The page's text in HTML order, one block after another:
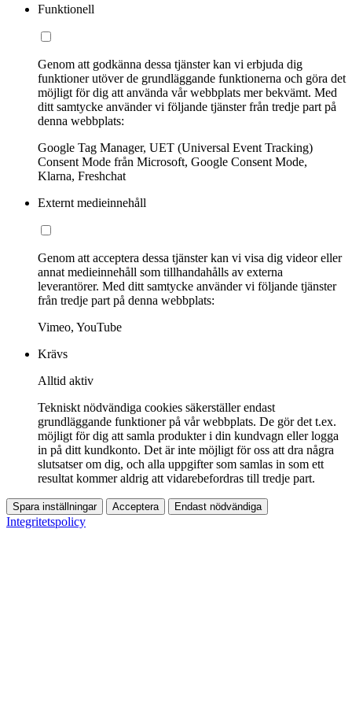
Funktionell
Genom att godkänna dessa tjänster kan vi erbjuda dig
funktioner utöver de grundläggande funktionerna och göra det
möjligt för dig att använda vår webbplats mer bekvämt. Med
ditt samtycke använder vi följande tjänster från tredje part på
denna webbplats:
Google Tag Manager, UET (Universal Event Tracking)
Consent Mode från Microsoft, Google Consent Mode,
Klarna, Freshchat
Externt medieinnehåll
Genom att acceptera dessa tjänster kan vi visa dig videor eller
annat medieinnehåll som tillhandahålls av externa
leverantörer. Med ditt samtycke använder vi följande tjänster
från tredje part på denna webbplats:
Vimeo, YouTube
Krävs
Alltid aktiv
Tekniskt nödvändiga cookies säkerställer endast
grundläggande funktioner på vår webbplats. De gör det t.ex.
möjligt för dig att samla produkter i din kundvagn eller logga
in på ditt kundkonto. Det är inte möjligt för oss att dra några
slutsatser om dig, och alla uppgifter som samlas in som ett
resultat kommer aldrig att vidarebefordras till tredje part.
Spara inställningar Acceptera Endast nödvändiga
Integritetspolicy